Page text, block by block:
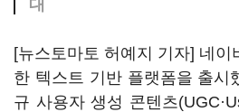
대
[뉴스토마토 허예지 기자] 네
한 텍스트 기반 플랫폼을 출시
규 사용자 생성 콘텐츠